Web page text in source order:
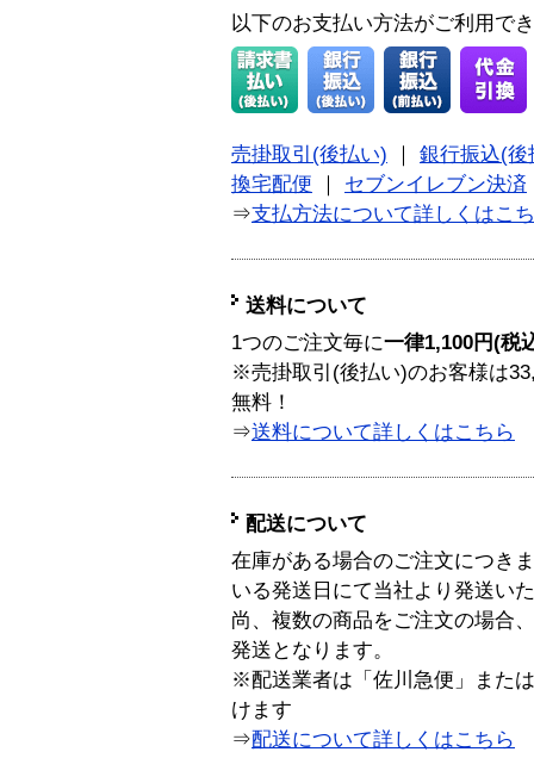
以下のお支払い方法がご利用で
売掛取引(後払い)
銀行振込(後
換宅配便
セブンイレブン決済
⇒支払方法について詳しくはこ
送料について
1つのご注文毎に一律1,100円(税
※売掛取引(後払い)のお客様は
無料！
⇒送料について詳しくはこちら
配送について
在庫がある場合のご注文につき
いる発送日にて当社より発送い
尚、複数の商品をご注文の場合
発送となります。
※配送業者は「佐川急便」また
けます
⇒配送について詳しくはこちら